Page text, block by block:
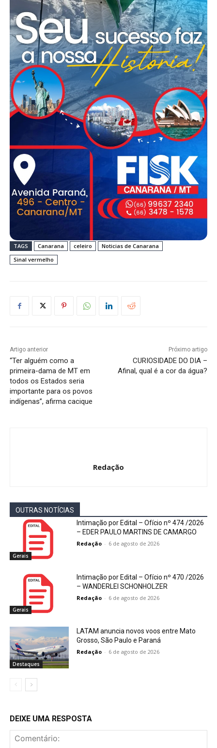
TAGS Canarana celeiro
Noticias de Canarana
Sinal vermelho
Artigo anterior
“Ter alguém como a
primeira-dama de MT em
todos os Estados seria
importante para os povos
indígenas”, afirma cacique
Próximo artigo
CURIOSIDADE DO DIA –
Afinal, qual é a cor da água?
Redação
OUTRAS NOTÍCIAS
Gerais
Intimação por Edital – Ofício nº 474 /2026
– EDER PAULO MARTINS DE CAMARGO
Redação - 6 de agosto de 2026
Gerais
Intimação por Edital – Ofício nº 470 /2026
– WANDERLEI SCHONHOLZER
Redação - 6 de agosto de 2026
Destaques
LATAM anuncia novos voos entre Mato
Grosso, São Paulo e Paraná
Redação - 6 de agosto de 2026
DEIXE UMA RESPOSTA